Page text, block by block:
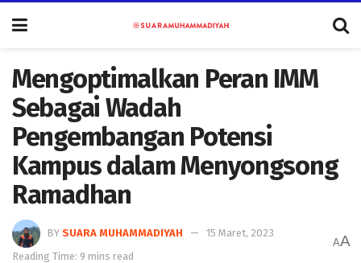
Mengoptimalkan Peran IMM
Sebagai Wadah
Pengembangan Potensi
Kampus dalam Menyongsong
Ramadhan
BY SUARA MUHAMMADIYAH
15 Maret, 2023
Reading Time: 9 mins read
AA